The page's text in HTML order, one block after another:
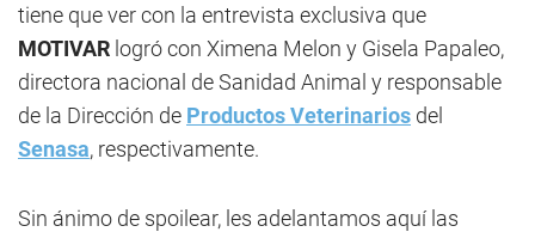
tiene que ver con la entrevista exclusiva que
MOTIVAR logró con Ximena Melon y Gisela Papaleo,
directora nacional de Sanidad Animal y responsable
de la Dirección de Productos Veterinarios del
Senasa, respectivamente.
Sin ánimo de spoilear, les adelantamos aquí las